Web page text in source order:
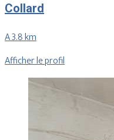
Collard
A 3.8 km
Afficher le profil